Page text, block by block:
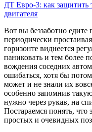
ДТ Евро-3: как защитить
двигателя
Вот вы беззаботно едите
периодически
горизонте виднеется
паниковать и тем более
вождения соседних
ошибаться, хотя бы
может и не знали их
особенно запомнив
нужно через рукав, на
Постараемся понять, что
простых и очевидных